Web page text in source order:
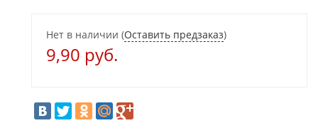
Нет в наличии (Оставить предзаказ)
9,90 руб.